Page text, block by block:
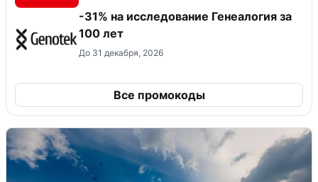
-31% на исследование Генеалогия за
100 лет
До 31 декабря, 2026
Все промокоды